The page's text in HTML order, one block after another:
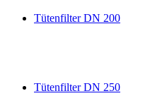
Tütenfilter DN 200
Tütenfilter DN 250